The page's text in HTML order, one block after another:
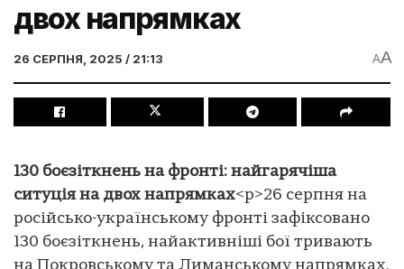
двох напрямках
26 СЕРПНЯ, 2025 / 21:13 AA
130 боєзіткнень на фронті: найгарячіша
ситуція на двох напрямках<p>26 серпня на
російсько-українському фронті зафіксовано
130 боєзіткнень, найактивніші бої тривають